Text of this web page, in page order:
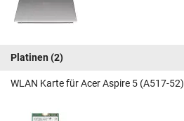
Platinen (2)
WLAN Karte für Acer Aspire 5 (A517-52)